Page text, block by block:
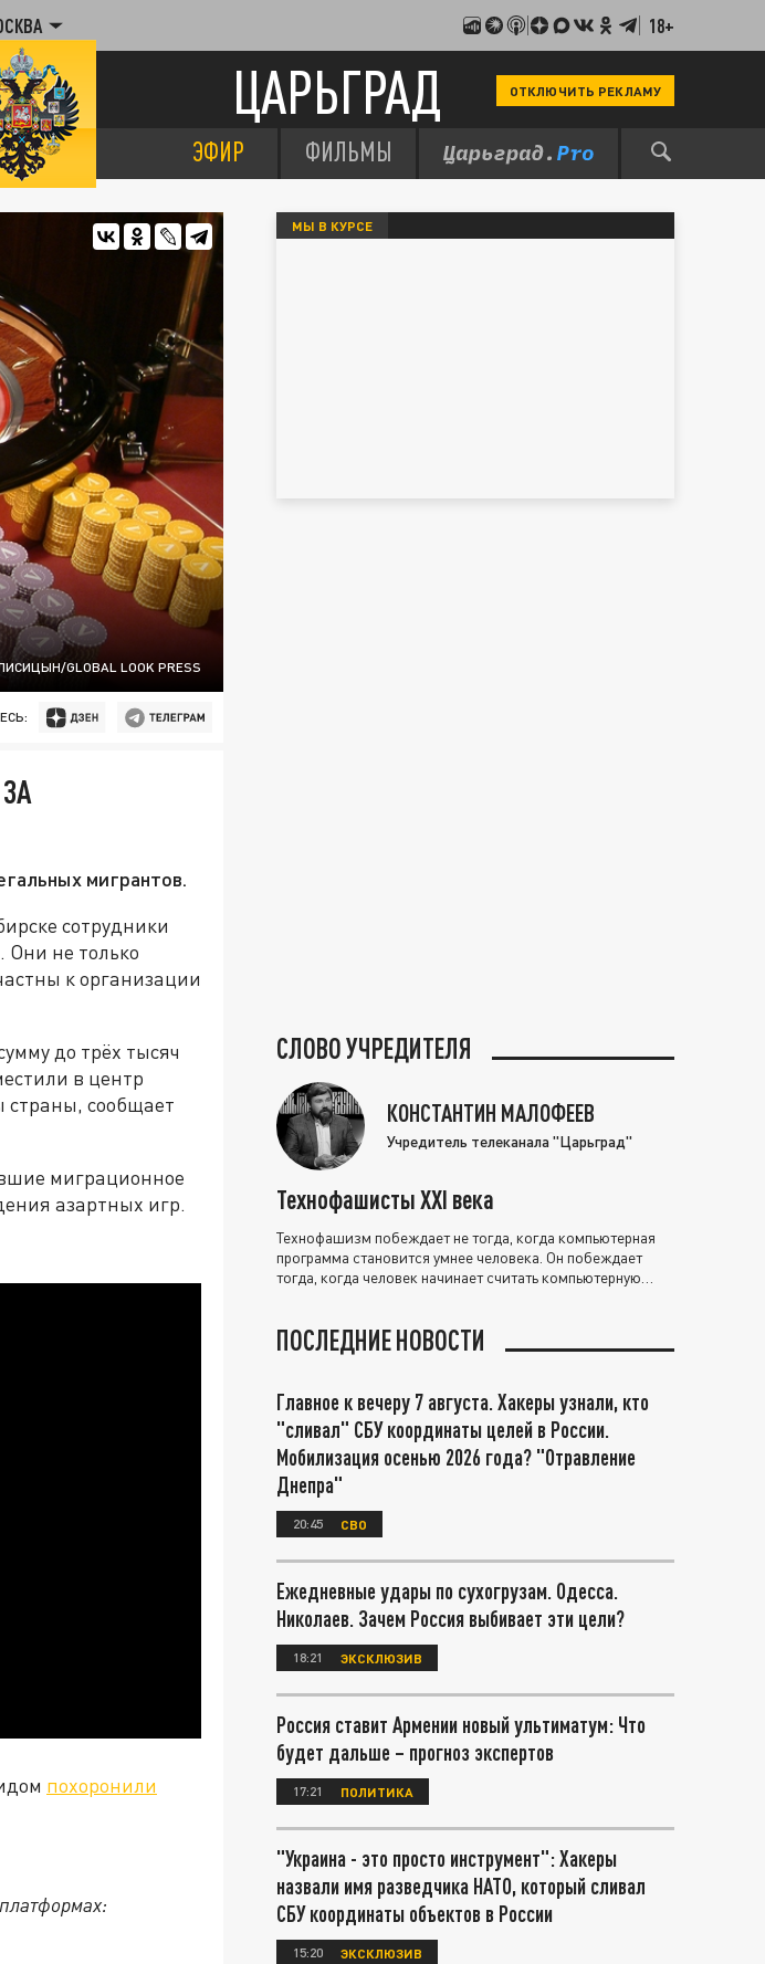
18+
ЦАРЬГРАД ОТКЛЮЧИТЬ РЕКЛАМУ
ЭФИР ФИЛЬМЫ
GLOBAL LOOK PRESS
мигрантов.
сотрудники
не только
к организации
до трёх тысяч
в центр
сообщает
миграционное
азартных игр.
похоронили
МЫ В КУРСЕ
СЛОВО УЧРЕДИТЕЛЯ
КОНСТАНТИН МАЛОФЕЕВ
Учредитель телеканала "Царьград"
Технофашисты XXI века
Технофашизм побеждает не тогда, когда компьютерная
программа становится умнее человека. Он побеждает
тогда, когда человек начинает считать компьютерную
ПОСЛЕДНИЕ НОВОСТИ
Главное к вечеру 7 августа. Хакеры узнали, кто
"сливал" СБУ координаты целей в России.
Мобилизация осенью 2026 года? "Отравление
Днепра"
20:45 СВО
Ежедневные удары по сухогрузам. Одесса.
Николаев. Зачем Россия выбивает эти цели?
18:21 ЭКСКЛЮЗИВ
Россия ставит Армении новый ультиматум: Что
будет дальше – прогноз экспертов
17:21 ПОЛИТИКА
"Украина - это просто инструмент": Хакеры
назвали имя разведчика НАТО, который сливал
СБУ координаты объектов в России
15:20 ЭКСКЛЮЗИВ